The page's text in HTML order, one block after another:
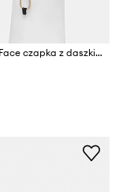
The North Face czapka z daszkiem